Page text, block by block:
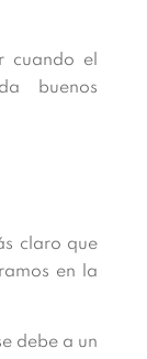
cuando el
buenos
claro que
en la
debe a un